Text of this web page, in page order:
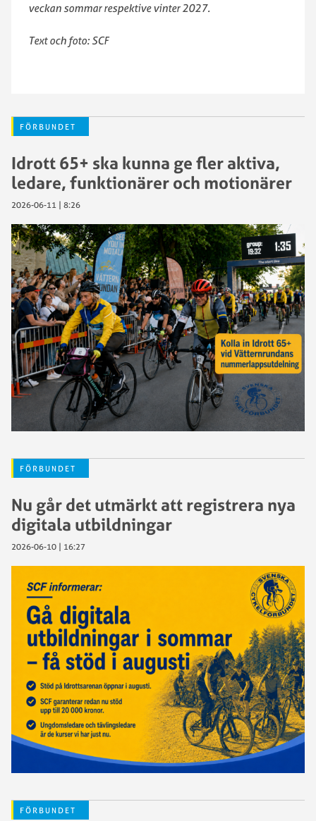
veckan sommar respektive vinter 2027.
Text och foto: SCF
FÖRBUNDET
Idrott 65+ ska kunna ge fler aktiva,
ledare, funktionärer och motionärer
2026-06-11 | 8:26
FÖRBUNDET
Nu går det utmärkt att registrera nya
digitala utbildningar
2026-06-10 | 16:27
FÖRBUNDET